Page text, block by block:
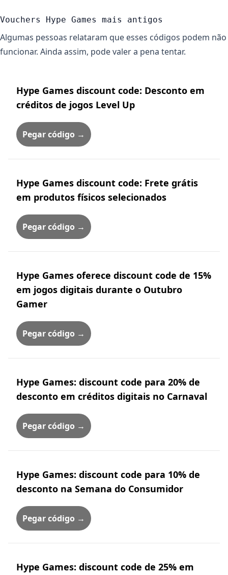
Vouchers Hype Games mais antigos
Algumas pessoas relataram que esses códigos podem não
funcionar. Ainda assim, pode valer a pena tentar.
Hype Games discount code: Desconto em
créditos de jogos Level Up
Pegar código →
Hype Games discount code: Frete grátis
em produtos físicos selecionados
Pegar código →
Hype Games oferece discount code de 15%
em jogos digitais durante o Outubro
Gamer
Pegar código →
Hype Games: discount code para 20% de
desconto em créditos digitais no Carnaval
Pegar código →
Hype Games: discount code para 10% de
desconto na Semana do Consumidor
Pegar código →
Hype Games: discount code de 25% em